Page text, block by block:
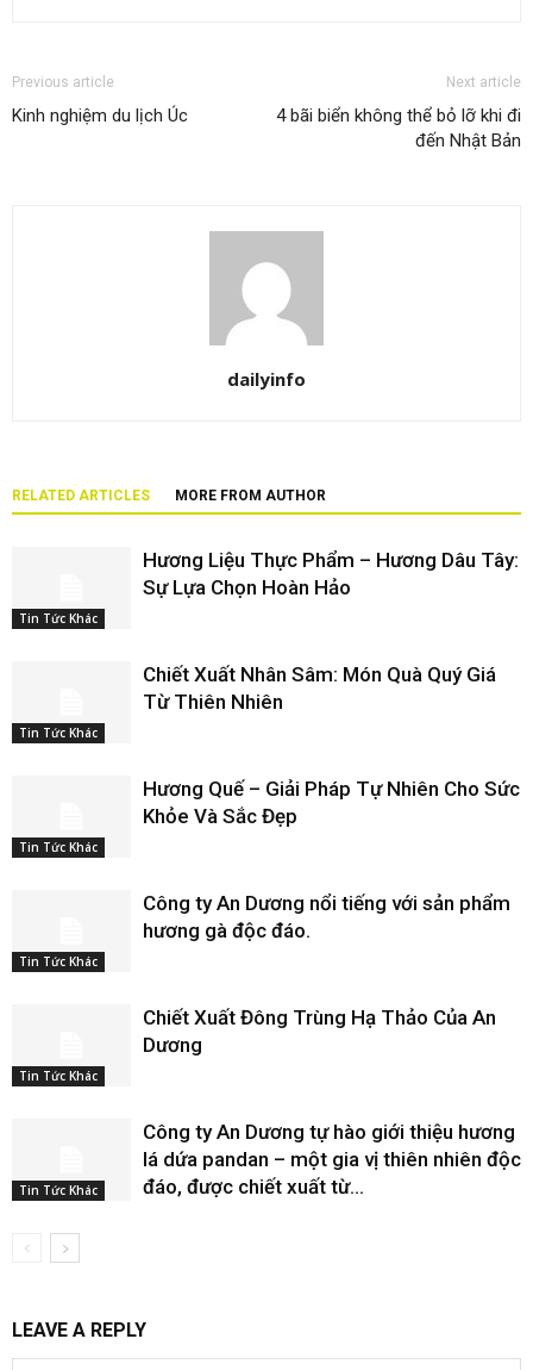
Previous article
Kinh nghiệm du lịch Úc
Next article
4 bãi biển không thể bỏ lỡ khi đi
đến Nhật Bản
dailyinfo
RELATED ARTICLES MORE FROM AUTHOR
Tin Tức Khác
Hương Liệu Thực Phẩm – Hương Dâu Tây:
Sự Lựa Chọn Hoàn Hảo
Tin Tức Khác
Chiết Xuất Nhân Sâm: Món Quà Quý Giá
Từ Thiên Nhiên
Tin Tức Khác
Hương Quế – Giải Pháp Tự Nhiên Cho Sức
Khỏe Và Sắc Đẹp
Tin Tức Khác
Công ty An Dương nổi tiếng với sản phẩm
hương gà độc đáo.
Tin Tức Khác
Chiết Xuất Đông Trùng Hạ Thảo Của An
Dương
Tin Tức Khác
Công ty An Dương tự hào giới thiệu hương
lá dứa pandan – một gia vị thiên nhiên độc
đáo, được chiết xuất từ...
LEAVE A REPLY